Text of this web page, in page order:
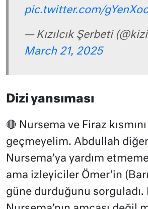
pic.twitter.com/
— Kızılcık Şerbeti
March 21, 2025
Dizi yansıması
🔴 Nursema ve Firaz
geçmeyelim. Abdullah
Nursema’ya yardım
ama izleyiciler Ömer’in
güne durduğunu sorguladı.